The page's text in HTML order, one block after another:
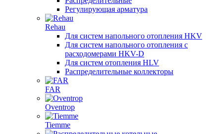
Регулирующая арматура
Rehau
Для систем напольного отопления HKV
Для систем напольного отопления с
расходомерами HKV-D
Для систем отопления HLV
Распределительные коллекторы
FAR
Oventrop
Tiemme